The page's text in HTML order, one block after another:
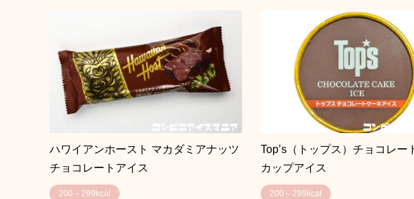
ハワイアンホースト マカダミアナッツ
チョコレートアイス
200～299kcal
Top’s（トップス）チョコレー
カップアイス
200～299kcal